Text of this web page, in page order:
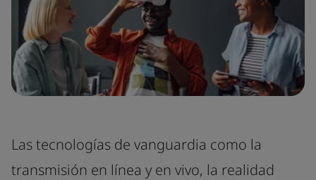
Las tecnologías de vanguardia como la
transmisión en línea y en vivo, la realidad